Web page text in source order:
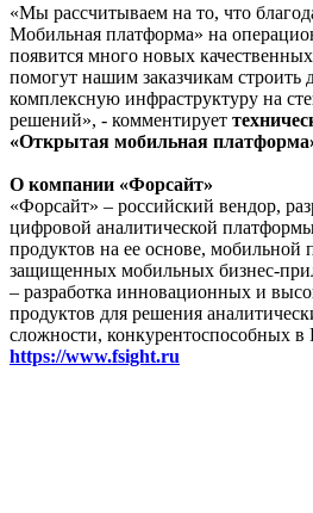
«Мы рассчитываем на то, что
Мобильная платформа» на
появится много новых
помогут нашим заказчикам
комплексную инфраструктуру на
решений», - комментирует
«Открытая мобильная
О компании «Форсайт»
«Форсайт» – российский вендор,
цифровой аналитической
продуктов на ее основе, мобильной
защищенных мобильных бизнес-
– разработка инновационных и
продуктов для решения
сложности, конкурентоспособных в
https://www.fsight.ru